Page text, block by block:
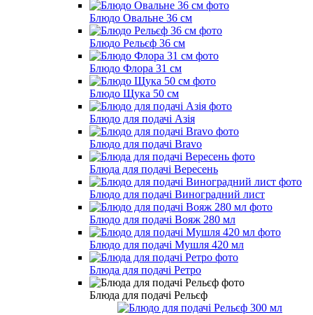
Блюдо Овальне 36 см
Блюдо Рельєф 36 см
Блюдо Флора 31 см
Блюдо Щука 50 см
Блюдо для подачі Азія
Блюдо для подачі Bravo
Блюда для подачі Вересень
Блюдо для подачі Виноградний лист
Блюдо для подачі Вояж 280 мл
Блюдо для подачі Мушля 420 мл
Блюда для подачі Ретро
Блюда для подачі Рельєф